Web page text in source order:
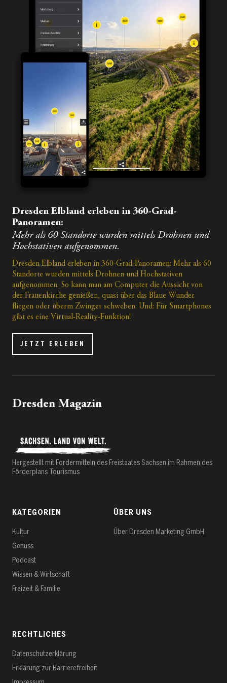
Dresden Elbland erleben in 360-Grad-
Panoramen:
Mehr als 60 Standorte wurden mittels Drohnen und
Hochstativen aufgenommen.
Dresden Elbland erleben in 360-Grad-Panoramen: Mehr als 60
Standorte wurden mittels Drohnen und Hochstativen
aufgenommen. So kann man am Computer die Aussicht von
der Frauenkirche genießen, quasi über das Blaue Wunder
fliegen oder überm Zwinger schweben. Und: Für Smartphones
gibt es eine Virtual-Reality-Funktion!
JETZT ERLEBEN
Dresden Magazin
Hergestellt mit Fördermitteln des Freistaates Sachsen im Rahmen des
Förderplans Tourismus
KATEGORIEN
Kultur
Genuss
Podcast
Wissen & Wirtschaft
Freizeit & Familie
ÜBER UNS
Über Dresden Marketing GmbH
RECHTLICHES
Datenschutz­erklärung
Erklärung zur Barrierefreiheit